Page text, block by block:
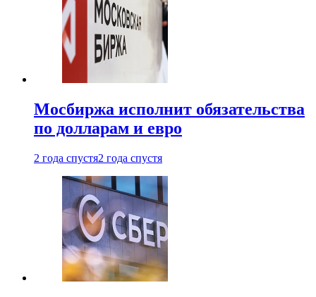
Мосбиржа исполнит обязательства
по долларам и евро
2 года спустя2 года спустя